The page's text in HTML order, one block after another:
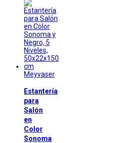
Meyvaser
Estantería
para
Salón
en
Color
Sonoma